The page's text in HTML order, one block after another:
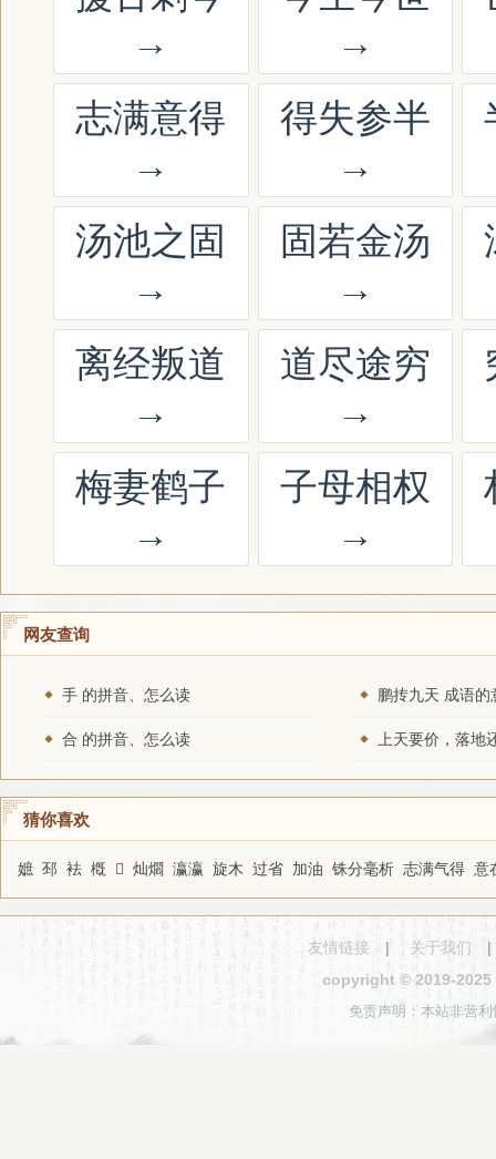
→
→
志满意得
→
得失参半
→
汤池之固
→
固若金汤
→
离经叛道
→
道尽途穷
→
梅妻鹤子
→
子母相权
→
网友查询
手 的拼音、怎么读 鹏抟九天 成语的
合 的拼音、怎么读
猜你喜欢
嫬 邳 袪 槪 𢙤 灿爓 瀛瀛 旋木 过省 加油 铢分毫析 志满气得 意
友情链接 | 关于我们
copyright © 2019-2025
免责声明：本站非营